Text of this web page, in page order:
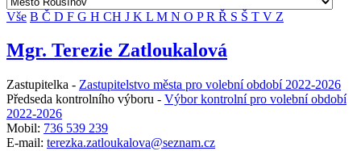
Vše B Č D F G H CH J K L M N O PR Ř S Š T V Z
Mgr. Terezie Zatloukalová
Zastupitelka - Zastupitelstvo města pro volební období 2022-2026
Předseda kontrolního výboru - Výbor kontrolní pro volební období
2022-2026
Mobil: 736 539 239
E-mail: terezka.zatloukalova@seznam.cz